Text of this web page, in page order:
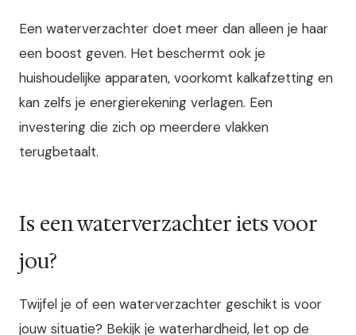
Een waterverzachter doet meer dan alleen je haar
een boost geven. Het beschermt ook je
huishoudelijke apparaten, voorkomt kalkafzetting en
kan zelfs je energierekening verlagen. Een
investering die zich op meerdere vlakken
terugbetaalt.
Is een waterverzachter iets voor
jou?
Twijfel je of een waterverzachter geschikt is voor
jouw situatie? Bekijk je waterhardheid, let op de